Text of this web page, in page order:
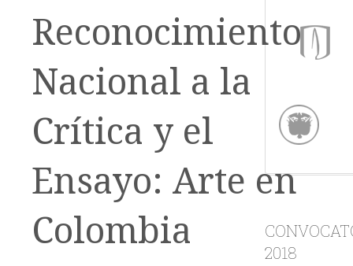
2018
Reconocimiento
Nacional a la
Crítica y el
Ensayo: Arte en
Colombia